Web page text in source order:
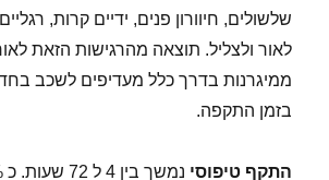
שלשולים, חיוורון פנים, ידיים קרות,
לאור ולצליל. תוצאה מהרגישות הזאת
ממיגרנות בדרך כלל מעדיפים לשכב
בזמן התקפה.
התקף טיפוסי